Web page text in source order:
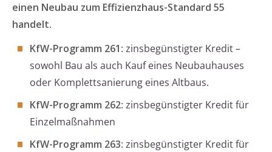
einen Neubau zum Effizienzhaus-Standard 55
handelt.
KfW-Programm 261: zinsbegünstigter Kredit –
sowohl Bau als auch Kauf eines Neubauhauses
oder Komplettsanierung eines Altbaus.
KfW-Programm 262: zinsbegünstigter Kredit für
Einzelmaßnahmen
KfW-Programm 263: zinsbegünstigter Kredit für